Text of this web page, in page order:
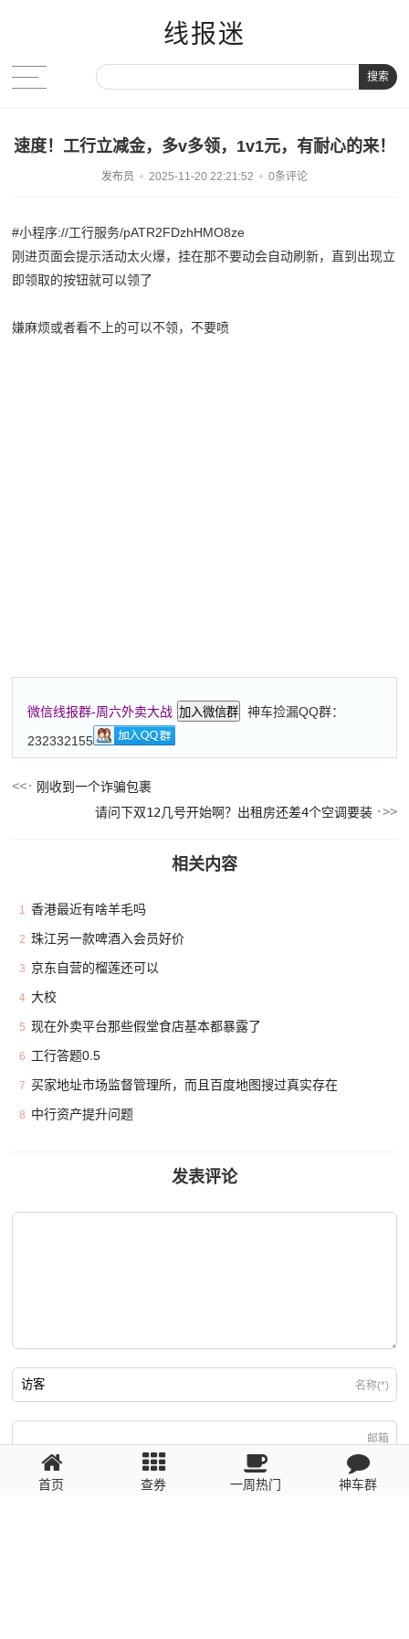
线报迷
搜索
速度！工行立减金，多v多领，1v1元，有耐心的来！
发布员 2025-11-20 22:21:52 0条评论
#小程序://工行服务/pATR2FDzhHMO8ze
刚进页面会提示活动太火爆，挂在那不要动会自动刷新，直到出现立
即领取的按钮就可以领了
嫌麻烦或者看不上的可以不领，不要喷
微信线报群-周六外卖大战 加入微信群
神车捡漏QQ群：
232332155
刚收到一个诈骗包裹
请问下双12几号开始啊？出租房还差4个空调要装
相关内容
1 香港最近有啥羊毛吗
2 珠江另一款啤酒入会员好价
3 京东自营的榴莲还可以
4 大校
5 现在外卖平台那些假堂食店基本都暴露了
6 工行答题0.5
7 买家地址市场监督管理所，而且百度地图搜过真实存在
8 中行资产提升问题
发表评论
名称(*)
邮箱
回复需填写必要信息
首页 查券 一周热门 神车群